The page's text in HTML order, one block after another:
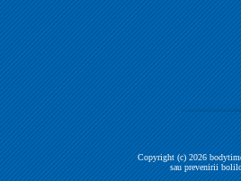
Copyright (c) 2026
sau prevenirii